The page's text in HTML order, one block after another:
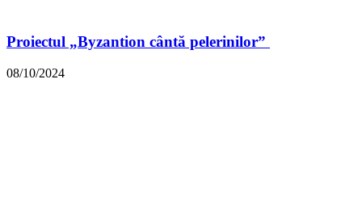
Proiectul „Byzantion cântă pelerinilor”
08/10/2024